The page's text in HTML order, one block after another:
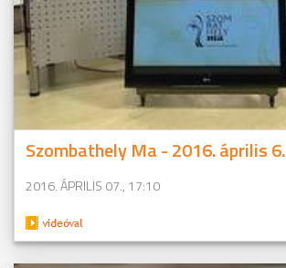
Szombathely Ma - 2016. április 6.
2016. ÁPRILIS 07., 17:10